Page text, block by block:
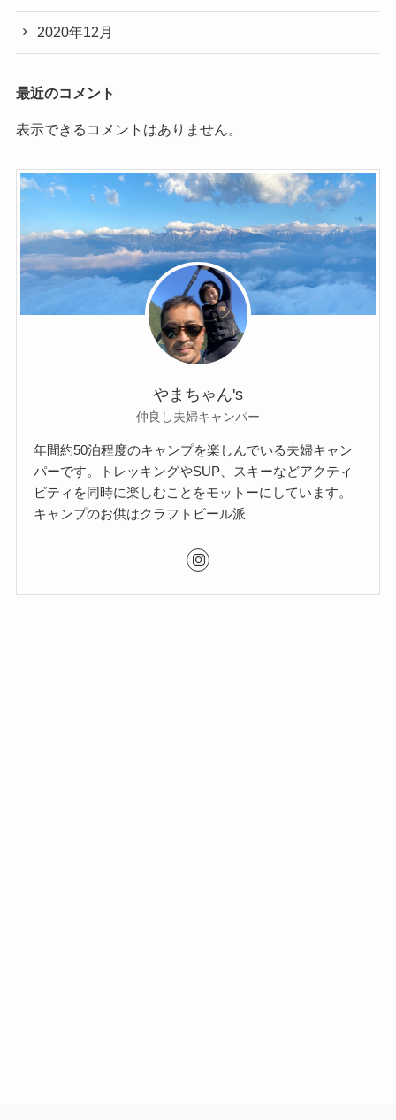
2020年12月
最近のコメント
表示できるコメントはありません。
やまちゃん's
仲良し夫婦キャンパー
年間約50泊程度のキャンプを楽しんでいる夫婦キャン
パーです。トレッキングやSUP、スキーなどアクティ
ビティを同時に楽しむことをモットーにしています。
キャンプのお供はクラフトビール派